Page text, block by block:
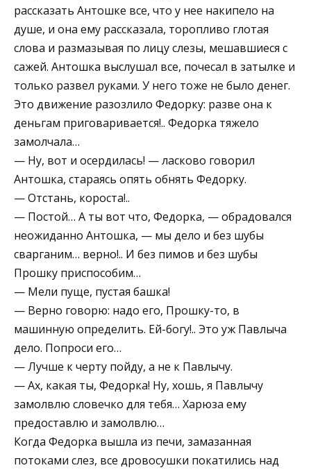
рассказать Антошке все, что у нее накипело на
душе, и она ему рассказала, торопливо глотая
слова и размазывая по лицу слезы, мешавшиеся с
сажей. Антошка выслушал все, почесал в затылке и
только развел руками. У него тоже не было денег.
Это движение разозлило Федорку: разве она к
деньгам приговаривается!.. Федорка тяжело
замолчала…
— Ну, вот и осердилась! — ласково говорил
Антошка, стараясь опять обнять Федорку.
— Отстань, короста!..
— Постой… А ты вот что, Федорка, — обрадовался
неожиданно Антошка, — мы дело и без шубы
сварганим… верно!.. И без пимов и без шубы
Прошку приспособим…
— Мели пуще, пустая башка!
— Верно говорю: надо его, Прошку-то, в
машинную определить. Ей-богу!.. Это уж Павлыча
дело. Попроси его…
— Лучше к черту пойду, а не к Павлычу.
— Ах, какая ты, Федорка! Ну, хошь, я Павлычу
замолвлю словечко для тебя… Харюза ему
предоставлю и замолвлю…
Когда Федорка вышла из печи, замазанная
потоками слез, все дровосушки покатились над